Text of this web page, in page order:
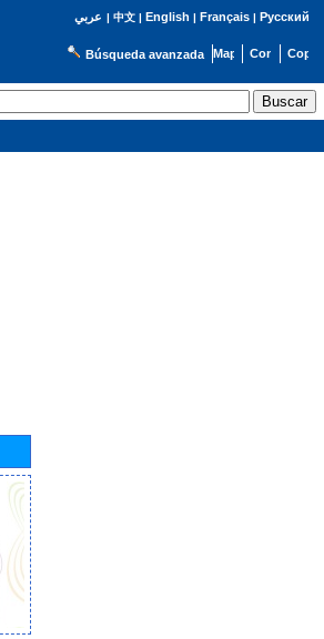
عربي | 中文| English | Français| Русский
Búsqueda avanzada